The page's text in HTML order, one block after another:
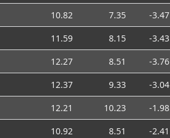
10.82 7.35
-3.47
11.59 8.15
-3.43
12.27 8.51
-3.76
12.37 9.33
-3.04
12.21 10.23
-1.98
10.92 8.51
-2.41